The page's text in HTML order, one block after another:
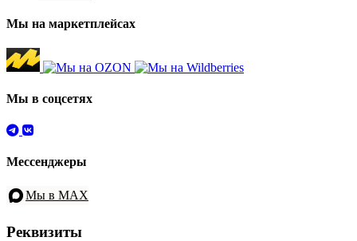
Мы на маркетплейсах
Мы в соцсетях
Мессенджеры
Мы в MAX
Реквизиты